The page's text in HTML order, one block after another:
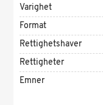
Varighet
Format
Rettighetshaver
Rettigheter
Emner